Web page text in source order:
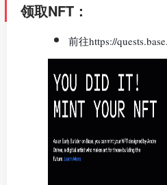
领取NFT：
前往https://